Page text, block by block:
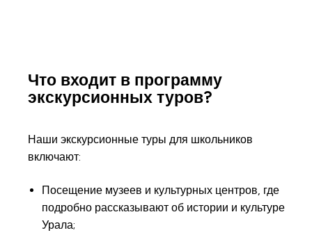
Что входит в программу
экскурсионных туров?
Наши экскурсионные туры для школьников
включают:
Посещение музеев и культурных центров, где
подробно рассказывают об истории и культуре
Урала;